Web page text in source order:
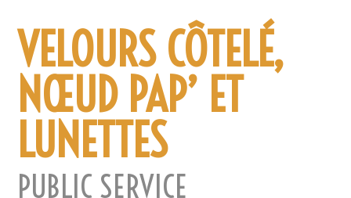
VELOURS CÔTELÉ,
NŒUD PAP’ ET
LUNETTES
PUBLIC SERVICE